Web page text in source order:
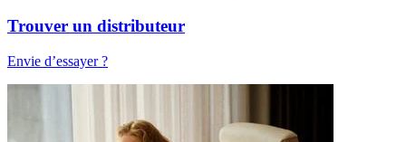
Trouver un distributeur
Envie d’essayer ?